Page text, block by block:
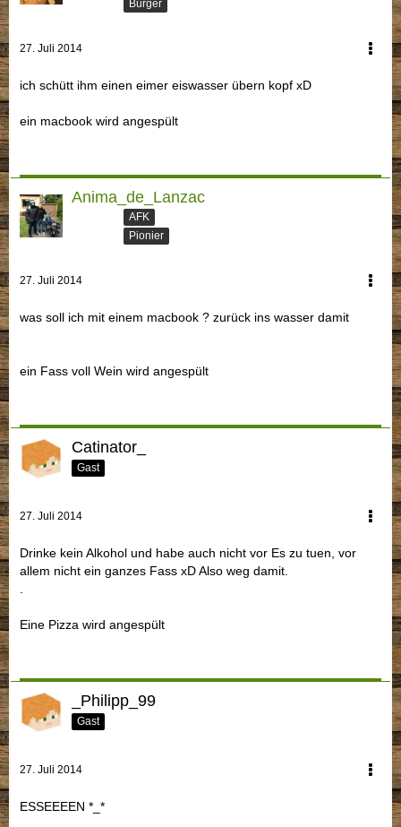
Bürger
27. Juli 2014
ich schütt ihm einen eimer eiswasser übern kopf xD
ein macbook wird angespült
Anima_de_Lanzac
AFK
Pionier
27. Juli 2014
was soll ich mit einem macbook ? zurück ins wasser damit
ein Fass voll Wein wird angespült
Catinator_
Gast
27. Juli 2014
Drinke kein Alkohol und habe auch nicht vor Es zu tuen, vor
allem nicht ein ganzes Fass xD Also weg damit.
Eine Pizza wird angespült
_Philipp_99
Gast
27. Juli 2014
ESSEEEEN *_*